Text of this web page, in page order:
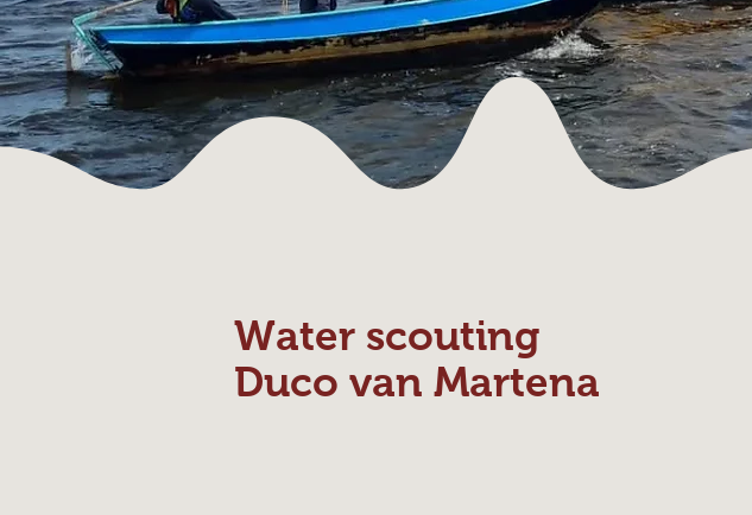
Water scouting
Duco van Martena